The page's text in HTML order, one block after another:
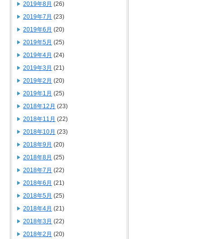
2019年8月 (26)
2019年7月 (23)
2019年6月 (20)
2019年5月 (25)
2019年4月 (24)
2019年3月 (21)
2019年2月 (20)
2019年1月 (25)
2018年12月 (23)
2018年11月 (22)
2018年10月 (23)
2018年9月 (20)
2018年8月 (25)
2018年7月 (22)
2018年6月 (21)
2018年5月 (25)
2018年4月 (21)
2018年3月 (22)
2018年2月 (20)